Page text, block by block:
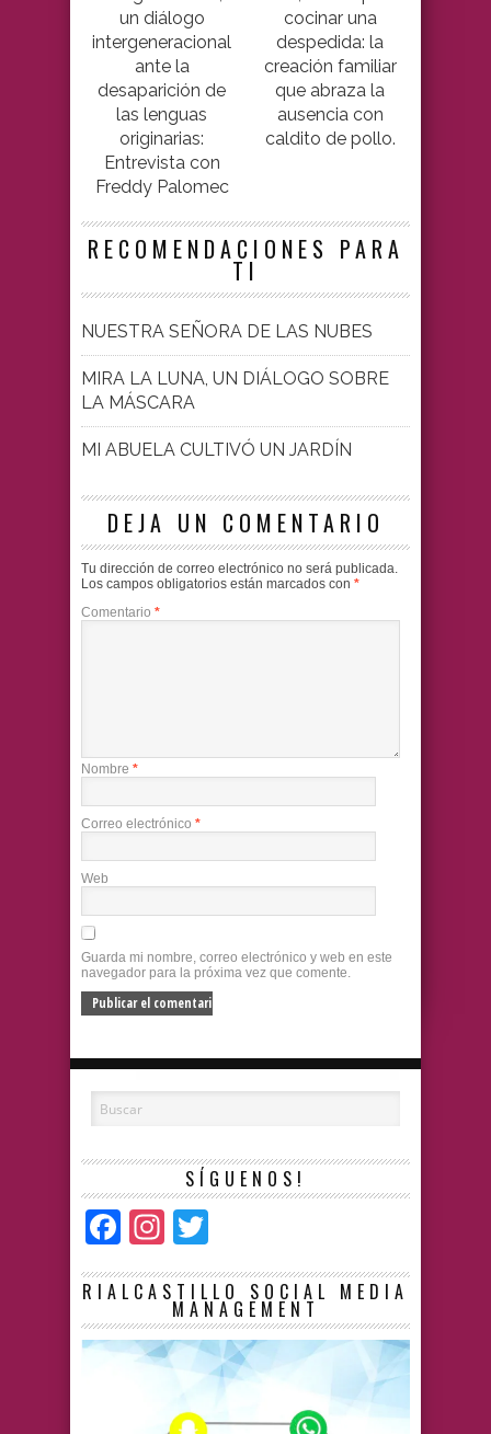
un diálogo
intergeneracional
ante la
desaparición de
las lenguas
originarias:
Entrevista con
Freddy Palomec
cocinar una
despedida: la
creación familiar
que abraza la
ausencia con
caldito de pollo.
RECOMENDACIONES PARA
TI
NUESTRA SEÑORA DE LAS NUBES
MIRA LA LUNA, UN DIÁLOGO SOBRE
LA MÁSCARA
MI ABUELA CULTIVÓ UN JARDÍN
DEJA UN COMENTARIO
Tu dirección de correo electrónico no será publicada.
Los campos obligatorios están marcados con *
Comentario *
Nombre *
Correo electrónico *
Web
Guarda mi nombre, correo electrónico y web en este
navegador para la próxima vez que comente.
SÍGUENOS!
Facebook
Instagram
RIALCASTILLO SOCIAL MEDIA
MANAGEMENT